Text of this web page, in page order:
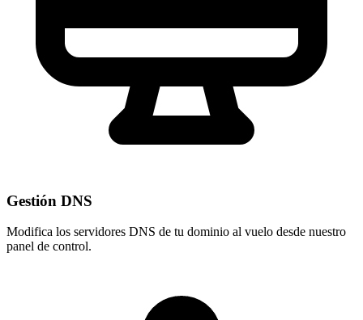
Gestión DNS
Modifica los servidores DNS de tu dominio al vuelo desde nuestro
panel de control.